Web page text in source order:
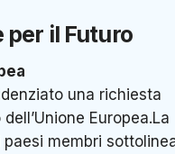
per il Futuro
una richiesta
Europea.La
membri